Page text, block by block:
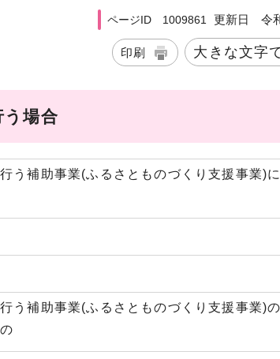
ページID 1009861 更新日 令
印刷 大きな文字
う場合
う補助事業(ふるさとものづくり支援事業)
う補助事業(ふるさとものづくり支援事業)